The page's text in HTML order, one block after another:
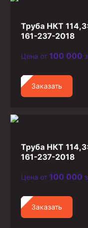
Труба НКТ
161-237-2018
Цена от 100 000
Заказать
Труба НКТ
161-237-2018
Цена от 100 000
Заказать